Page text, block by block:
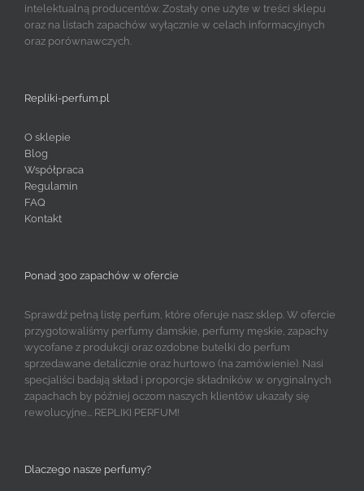
intelektualną producentów. Zostały one użyte w treści sklepu
oraz na listach zapachów wyłącznie w celach informacyjnych
oraz porównawczych.
Repliki-perfum.pl
O sklepie
Blog
Współpraca
Regulamin
FAQ
Kontakt
Ponad 300 zapachów w ofercie
Sprawdź pełną listę perfum, które oferuje nasz sklep. W ofercie
przygotowaliśmy perfumy damskie, perfumy męskie, zapachy
wycofane z produkcji oraz ozdobne butelki do perfum
sprzedawane detalicznie oraz hurtowo (na zamówienie). Nasi
specjaliści badają skład i proporcje składników w oryginalnych
zapachach by później oczom naszych klientów ukazały się
rewolucyjne... REPLIKI PERFUM!
Dlaczego nasze perfumy?